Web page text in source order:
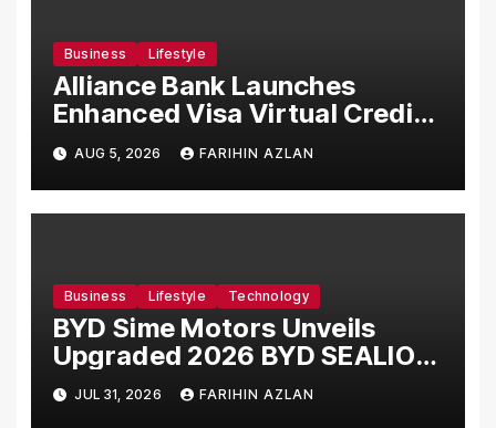
Business Lifestyle
Alliance Bank Launches
Enhanced Visa Virtual Credit
Card, Introduces New Brand
Ambassadors
AUG 5, 2026 FARIHIN AZLAN
Business Lifestyle Technology
BYD Sime Motors Unveils
Upgraded 2026 BYD SEALION
7 Alongside New Dynamic
Variant
JUL 31, 2026 FARIHIN AZLAN